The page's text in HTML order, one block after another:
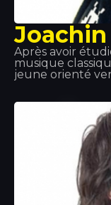
Joachin
Après avoir
musique
jeune orienté
monde : Kylie
notamment
David Guetta et
à